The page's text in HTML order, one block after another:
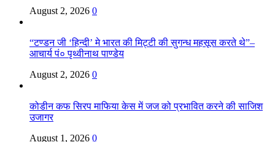
August 2, 2026 0
“टण्डन जी ‘हिन्दी’ मे भारत की मिट्टी की सुगन्ध महसूस करते थे”–
आचार्य पं० पृथ्वीनाथ पाण्डेय
August 2, 2026 0
कोडीन कफ सिरप माफिया केस में जज को प्रभावित करने की साजिश
उजागर
August 1, 2026 0